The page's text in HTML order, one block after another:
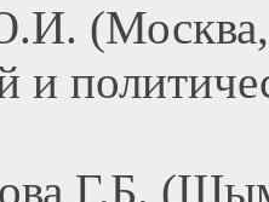
(Москва,
и
Г.Б.